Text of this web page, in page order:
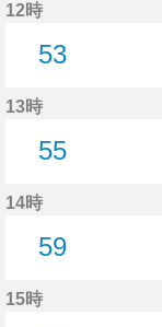
12時
53
13時
55
14時
59
15時